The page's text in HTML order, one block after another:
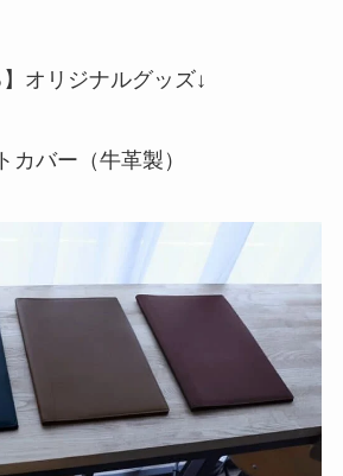
】オリジナルグッズ↓
バー（牛革製）